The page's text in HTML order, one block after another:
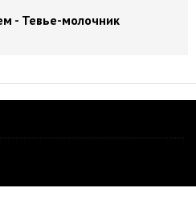
- Тевье-молочник